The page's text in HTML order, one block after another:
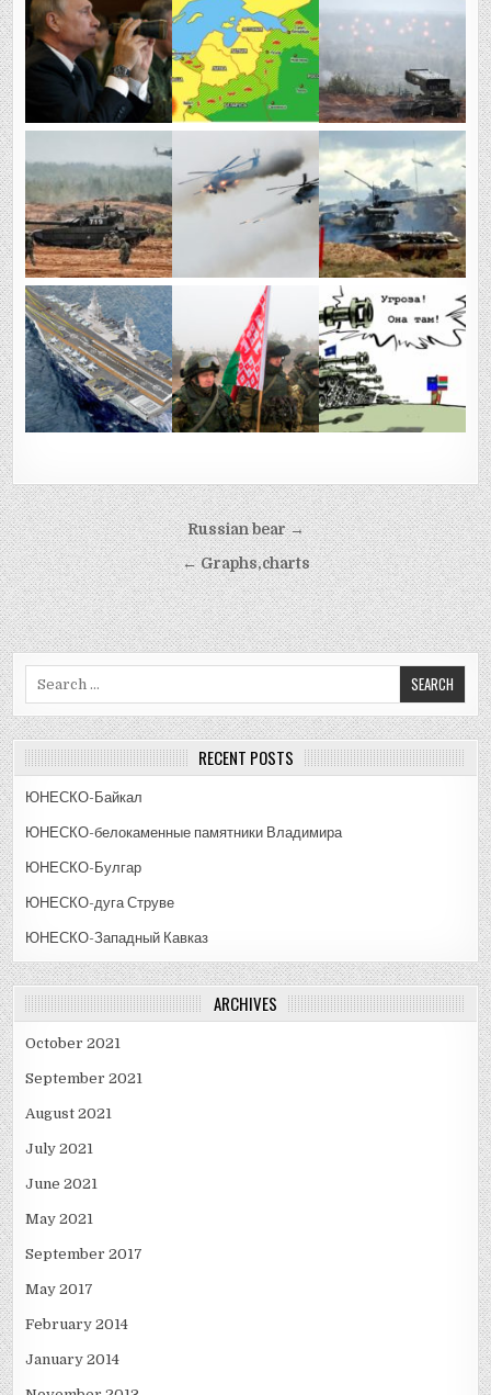
Post
navigation
Russian bear →
← Graphs,charts
RECENT POSTS
ЮНЕСКО-Байкал
ЮНЕСКО-белокаменные памятники Владимира
ЮНЕСКО-Булгар
ЮНЕСКО-дуга Струве
ЮНЕСКО-Западный Кавказ
ARCHIVES
October 2021
September 2021
August 2021
July 2021
June 2021
May 2021
September 2017
May 2017
February 2014
January 2014